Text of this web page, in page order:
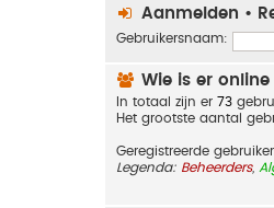
Aanmelden •
Gebruikersnaam:
Wie is er online
In totaal zijn er 73
Het grootste aantal
Geregistreerde
Legenda: Beheerders,